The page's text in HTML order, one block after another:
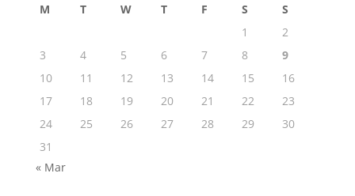
M T W T F S
S
1
2
3
4 5 6 7 8
9
10
11 12 13 14 15
16
17
18 19 20 21 22
23
24
25 26 27 28 29
30
31
« Mar